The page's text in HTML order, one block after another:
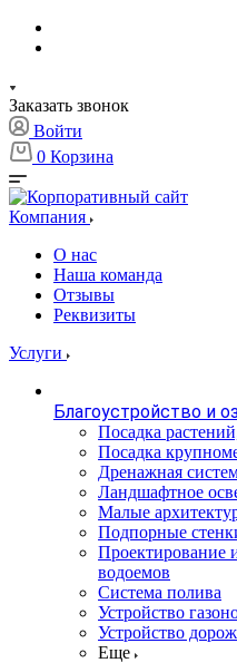
Заказать звонок
Войти
0 Корзина
Компания
О нас
Наша команда
Отзывы
Реквизиты
Услуги
Благоустройство и
Посадка
Посадка
Дренажная
Ландшафтное
Малые
Подпорные
Проектирование
водоемов
Система полива
Устройство
Устройство
Еще